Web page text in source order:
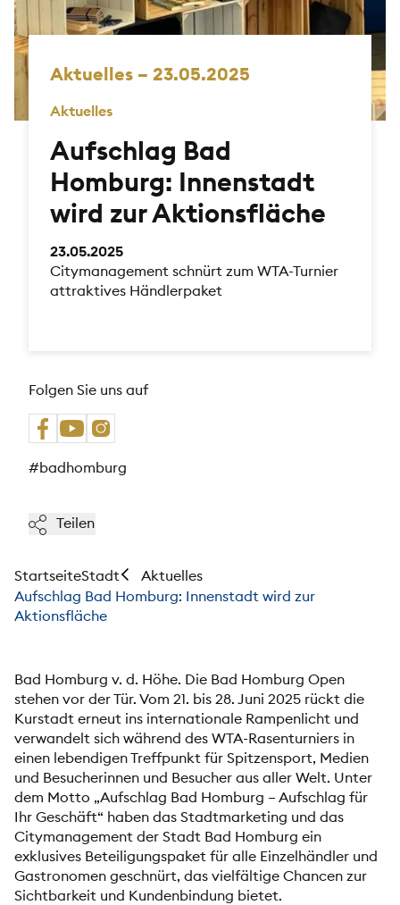
Aktuelles – 23.05.2025
Aktuelles
Aufschlag Bad
Homburg: Innenstadt
wird zur Aktionsfläche
23.05.2025
Citymanagement schnürt zum WTA-Turnier
attraktives Händlerpaket
Folgen Sie uns auf
#badhomburg
Teilen
StartseiteStadt
Aktuelles
Aufschlag Bad Homburg: Innenstadt wird zur
Aktionsfläche
Bad Homburg v. d. Höhe. Die Bad Homburg Open
stehen vor der Tür. Vom 21. bis 28. Juni 2025 rückt die
Kurstadt erneut ins internationale Rampenlicht und
verwandelt sich während des WTA-Rasenturniers in
einen lebendigen Treffpunkt für Spitzensport, Medien
und Besucherinnen und Besucher aus aller Welt. Unter
dem Motto „Aufschlag Bad Homburg – Aufschlag für
Ihr Geschäft“ haben das Stadtmarketing und das
Citymanagement der Stadt Bad Homburg ein
exklusives Beteiligungspaket für alle Einzelhändler und
Gastronomen geschnürt, das vielfältige Chancen zur
Sichtbarkeit und Kundenbindung bietet.